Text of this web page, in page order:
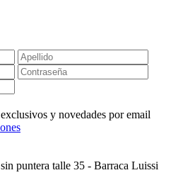
y novedades por email